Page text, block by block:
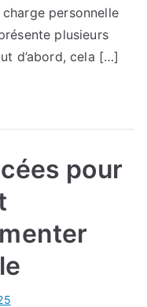
charge personnelle
plusieurs
d’abord, cela […]
pour